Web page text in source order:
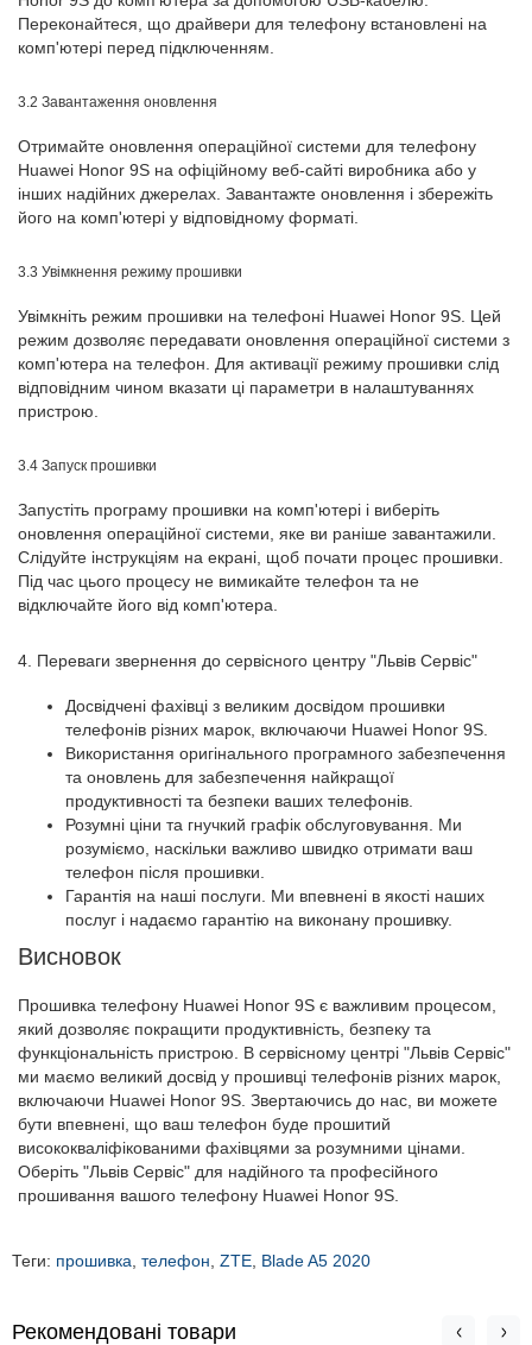
Переконайтеся, що драйвери для телефону встановлені на
комп'ютері перед підключенням.
3.2 Завантаження оновлення
Отримайте оновлення операційної системи для телефону
Huawei Honor 9S на офіційному веб-сайті виробника або у
інших надійних джерелах. Завантажте оновлення і збережіть
його на комп'ютері у відповідному форматі.
3.3 Увімкнення режиму прошивки
Увімкніть режим прошивки на телефоні Huawei Honor 9S. Цей
режим дозволяє передавати оновлення операційної системи з
комп'ютера на телефон. Для активації режиму прошивки слід
відповідним чином вказати ці параметри в налаштуваннях
пристрою.
3.4 Запуск прошивки
Запустіть програму прошивки на комп'ютері і виберіть
оновлення операційної системи, яке ви раніше завантажили.
Слідуйте інструкціям на екрані, щоб почати процес прошивки.
Під час цього процесу не вимикайте телефон та не
відключайте його від комп'ютера.
4. Переваги звернення до сервісного центру "Львів Сервіс"
Досвідчені фахівці з великим досвідом прошивки
телефонів різних марок, включаючи Huawei Honor 9S.
Використання оригінального програмного забезпечення
та оновлень для забезпечення найкращої
продуктивності та безпеки ваших телефонів.
Розумні ціни та гнучкий графік обслуговування. Ми
розуміємо, наскільки важливо швидко отримати ваш
телефон після прошивки.
Гарантія на наші послуги. Ми впевнені в якості наших
послуг і надаємо гарантію на виконану прошивку.
Висновок
Прошивка телефону Huawei Honor 9S є важливим процесом,
який дозволяє покращити продуктивність, безпеку та
функціональність пристрою. В сервісному центрі "Львів Сервіс"
ми маємо великий досвід у прошивці телефонів різних марок,
включаючи Huawei Honor 9S. Звертаючись до нас, ви можете
бути впевнені, що ваш телефон буде прошитий
висококваліфікованими фахівцями за розумними цінами.
Оберіть "Львів Сервіс" для надійного та професійного
прошивання вашого телефону Huawei Honor 9S.
Теги: прошивка телефон ZTE Blade A5 2020
Рекомендовані товари